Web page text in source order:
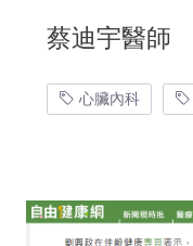
蔡迪宇醫師
心臟內科